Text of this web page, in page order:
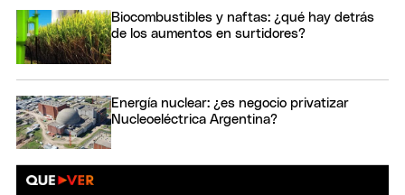
Biocombustibles y naftas: ¿qué hay detrás
de los aumentos en surtidores?
Energía nuclear: ¿es negocio privatizar
Nucleoeléctrica Argentina?